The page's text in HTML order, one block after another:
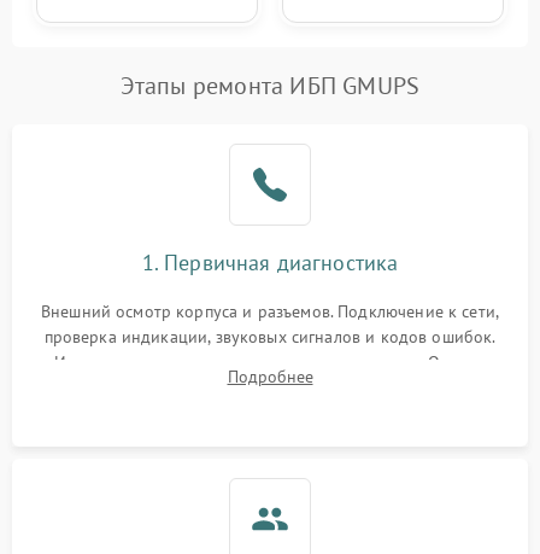
Этапы ремонта ИБП GMUPS
1. Первичная диагностика
Внешний осмотр корпуса и разъемов. Подключение к сети,
проверка индикации, звуковых сигналов и кодов ошибок.
Измерение входного и выходного напряжения. Оценка
реакции ИБП на отключение основного питания без
Подробнее